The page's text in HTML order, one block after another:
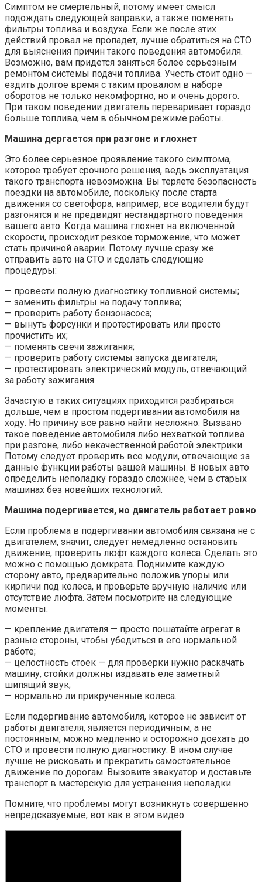
Симптом не смертельный, потому имеет смысл
подождать следующей заправки, а также поменять
фильтры топлива и воздуха. Если же после этих
действий провал не пропадет, лучше обратиться на СТО
для выяснения причин такого поведения автомобиля.
Возможно, вам придется заняться более серьезным
ремонтом системы подачи топлива. Учесть стоит одно —
ездить долгое время с таким провалом в наборе
оборотов не только некомфортно, но и очень дорого.
При таком поведении двигатель переваривает гораздо
больше топлива, чем в обычном режиме работы.
Машина дергается при разгоне и глохнет
Это более серьезное проявление такого симптома,
которое требует срочного решения, ведь эксплуатация
такого транспорта невозможна. Вы теряете безопасность
поездки на автомобиле, поскольку после старта
движения со светофора, например, все водители будут
разгонятся и не предвидят нестандартного поведения
вашего авто. Когда машина глохнет на включенной
скорости, происходит резкое торможение, что может
стать причиной аварии. Потому лучше сразу же
отправить авто на СТО и сделать следующие
процедуры:
— провести полную диагностику топливной системы;
— заменить фильтры на подачу топлива;
— проверить работу бензонасоса;
— вынуть форсунки и протестировать или просто
прочистить их;
— поменять свечи зажигания;
— проверить работу системы запуска двигателя;
— протестировать электрический модуль, отвечающий
за работу зажигания.
Зачастую в таких ситуациях приходится разбираться
дольше, чем в простом подергивании автомобиля на
ходу. Но причину все равно найти несложно. Вызвано
такое поведение автомобиля либо нехваткой топлива
при разгоне, либо некачественной работой электрики.
Потому следует проверить все модули, отвечающие за
данные функции работы вашей машины. В новых авто
определить неполадку гораздо сложнее, чем в старых
машинах без новейших технологий.
Машина подергивается, но двигатель работает ровно
Если проблема в подергивании автомобиля связана не с
двигателем, значит, следует немедленно остановить
движение, проверить люфт каждого колеса. Сделать это
можно с помощью домкрата. Поднимите каждую
сторону авто, предварительно положив упоры или
кирпичи под колеса, и проверьте вручную наличие или
отсутствие люфта. Затем посмотрите на следующие
моменты:
— крепление двигателя — просто пошатайте агрегат в
разные стороны, чтобы убедиться в его нормальной
работе;
— целостность стоек — для проверки нужно раскачать
машину, стойки должны издавать еле заметный
шипящий звук;
— нормально ли прикрученные колеса.
Если подергивание автомобиля, которое не зависит от
работы двигателя, является периодичным, а не
постоянным, можно медленно и осторожно доехать до
СТО и провести полную диагностику. В ином случае
лучше не рисковать и прекратить самостоятельное
движение по дорогам. Вызовите эвакуатор и доставьте
транспорт в мастерскую для устранения неполадки.
Помните, что проблемы могут возникнуть совершенно
непредсказуемые, вот как в этом видео.